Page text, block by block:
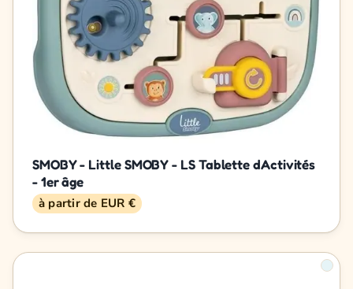
SMOBY - Little SMOBY - LS Tablette dActivités
- 1er âge
à partir de EUR €